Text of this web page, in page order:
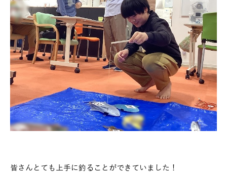
皆さんとても上手に釣ることができていました！